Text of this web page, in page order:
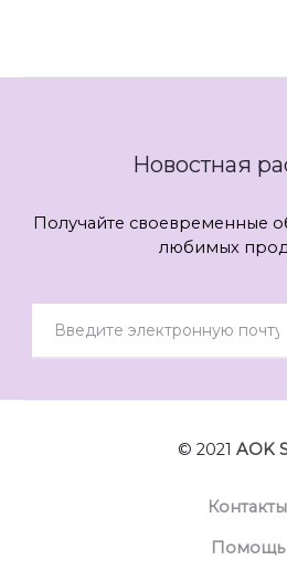
Новостная
Получайте своевременные
любимых
© 2021 AOK
Контакты
Помощь